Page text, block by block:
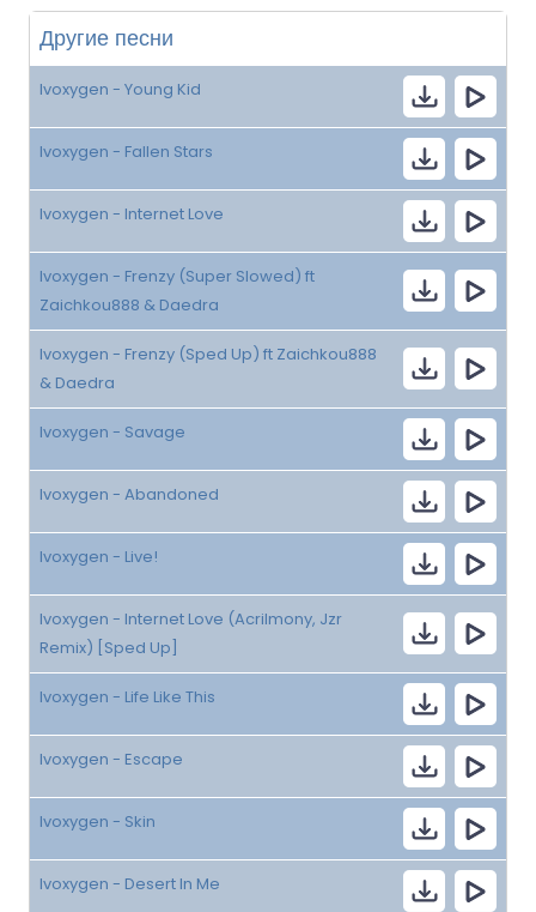
Другие песни
Ivoxygen - Young Kid
Ivoxygen - Fallen Stars
Ivoxygen - Internet Love
Ivoxygen - Frenzy (Super Slowed) ft
Zaichkou888 & Daedra
Ivoxygen - Frenzy (Sped Up) ft Zaichkou888
& Daedra
Ivoxygen - Savage
Ivoxygen - Abandoned
Ivoxygen - Live!
Ivoxygen - Internet Love (Acrilmony, Jzr
Remix) [Sped Up]
Ivoxygen - Life Like This
Ivoxygen - Escape
Ivoxygen - Skin
Ivoxygen - Desert In Me